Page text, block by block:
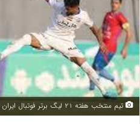
تیم منتخب هفته 21 لیگ برتر فوتبال ایران